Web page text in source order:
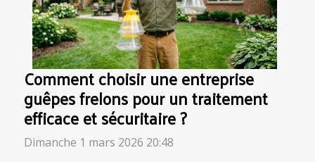
Comment choisir une entreprise
guêpes frelons pour un traitement
efficace et sécuritaire ?
Dimanche 1 mars 2026 20:48